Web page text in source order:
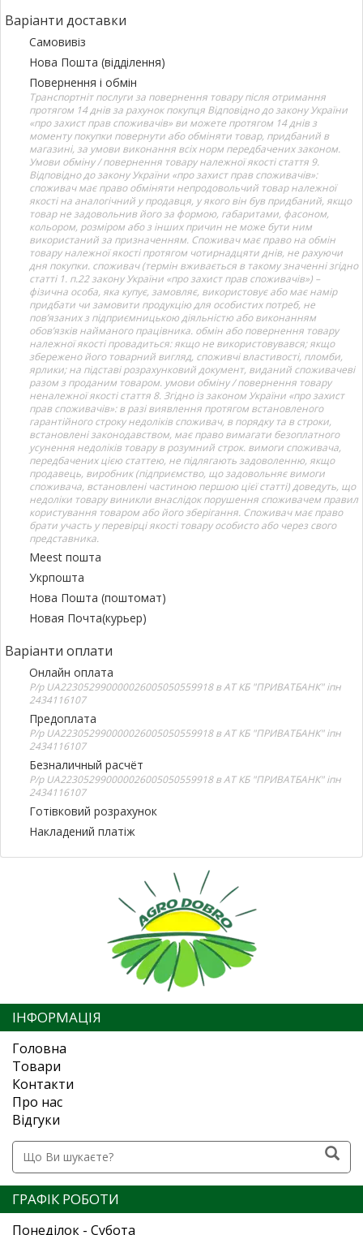
Варіанти доставки
Самовивіз
Нова Пошта (відділення)
Повернення і обмін
Транспортніт послуги за повернення товару після отримання
протягом 14 днів за рахунок покупця Відповідно до закону України
«про захист прав споживачів» ви можете протягом 14 днів з
моменту покупки повернути або обміняти товар, придбаний в
магазині, за умови виконання всіх норм передбачених законом.
Умови обміну / повернення товару належної якості стаття 9.
Відповідно до закону України «про захист прав споживачів»:
споживач має право обміняти непродовольчий товар належної
якості на аналогічний у продавця, у якого він був придбаний, якщо
товар не задовольнив його за формою, габаритами, фасоном,
кольором, розміром або з інших причин не може бути ним
використаний за призначенням. Споживач має право на обмін
товару належної якості протягом чотирнадцяти днів, не рахуючи
дня покупки. споживач (термін вживається в такому значенні згідно
статті 1. п.22 закону України «про захист прав споживачів») –
фізична особа, яка купує, замовляє, використовує або має намір
придбати чи замовити продукцію для особистих потреб, не
пов’язаних з підприємницькою діяльністю або виконанням
обов’язків найманого працівника. обмін або повернення товару
належної якості провадиться: якщо не використовувався; якщо
збережено його товарний вигляд, споживчі властивості, пломби,
ярлики; на підставі розрахунковий документ, виданий споживачеві
разом з проданим товаром. умови обміну / повернення товару
неналежної якості стаття 8. Згідно із законом України «про захист
прав споживачів»: в разі виявлення протягом встановленого
гарантійного строку недоліків споживач, в порядку та в строки,
встановлені законодавством, має право вимагати безоплатного
усунення недоліків товару в розумний строк. вимоги споживача,
передбачених цією статтею, не підлягають задоволенню, якщо
продавець, виробник (підприємство, що задовольняє вимоги
споживача, встановлені частиною першою цієї статті) доведуть, що
недоліки товару виникли внаслідок порушення споживачем правил
користування товаром або його зберігання. Споживач має право
брати участь у перевірці якості товару особисто або через свого
представника.
Meest пошта
Укрпошта
Нова Пошта (поштомат)
Новая Почта(курьер)
Варіанти оплати
Онлайн оплата
Р/р UA223052990000026005050559918 в АТ КБ "ПРИВАТБАНК" іпн
2434116107
Предоплата
Р/р UA223052990000026005050559918 в АТ КБ "ПРИВАТБАНК" іпн
2434116107
Безналичный расчёт
Р/р UA223052990000026005050559918 в АТ КБ "ПРИВАТБАНК" іпн
2434116107
Готівковий розрахунок
Накладений платіж
ІНФОРМАЦІЯ
Головна
Товари
Контакти
Про нас
Відгуки
ГРАФІК РОБОТИ
Понеділок - Субота